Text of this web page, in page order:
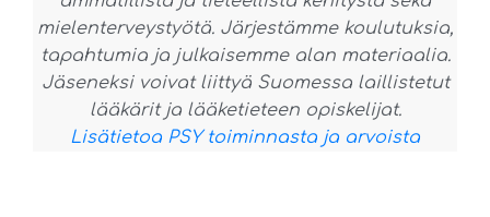
mielenterveystyötä. Järjestämme koulutuksia,
tapahtumia ja julkaisemme alan materiaalia.
Jäseneksi voivat liittyä Suomessa laillistetut
lääkärit ja lääketieteen opiskelijat.
Lisätietoa PSY toiminnasta ja arvoista